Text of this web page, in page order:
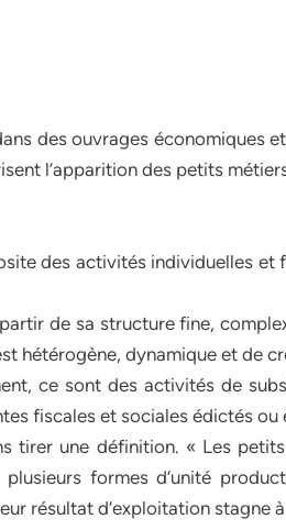
des ouvrages économiques
l’apparition des petits
des activités individuelles
de sa structure fine,
hétérogène, dynamique et de
ce sont des activités de
fiscales et sociales édictés ou
tirer une définition. « Les
formes d’unité
résultat d’exploitation stagne